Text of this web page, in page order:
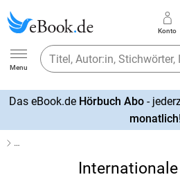
Ebook.de
Menu
Konto
Das eBook.de Hörbuch Abo-
monatlich!
…